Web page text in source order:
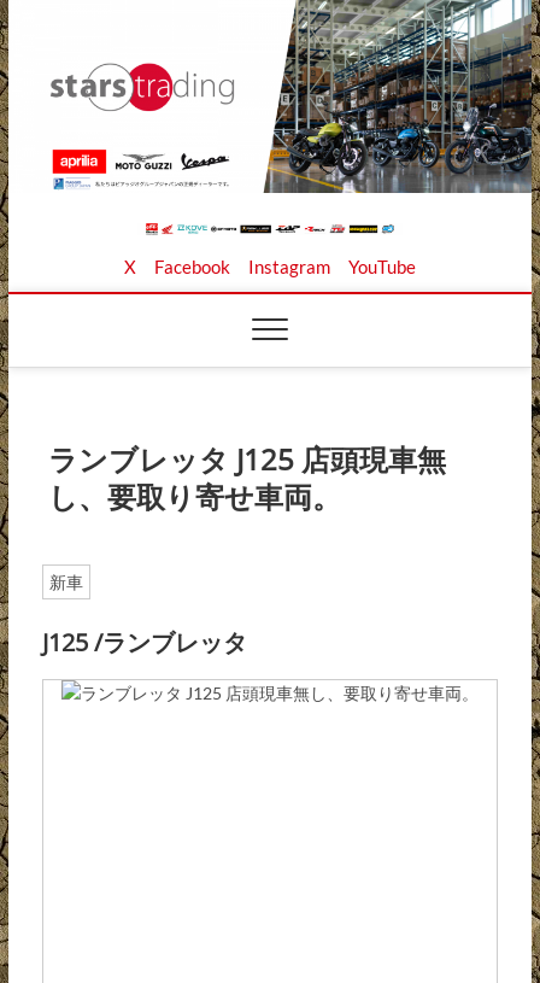
Skip
to
content
Stars Trading Ltd. |
株式会社スターズト
レーディング
APRILIA MOTO GUZZI正規ディーラー、REKLUSE、
X Facebook Instagram YouTube
ランブレッタ J125 店頭現車無
し、要取り寄せ車両。
新車
J125 /ランブレッタ